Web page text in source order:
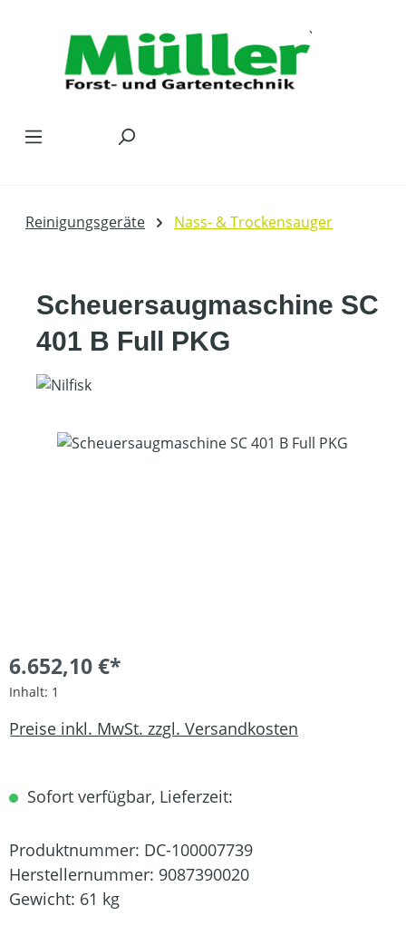
Reinigungsgeräte Nass- & Trockensauger
Scheuersaugmaschine SC
401 B Full PKG
Bildergalerie überspringen
6.652,10 €*
Inhalt: 1
Preise inkl. MwSt. zzgl. Versandkosten
Sofort verfügbar, Lieferzeit:
Produktnummer: DC-100007739
Herstellernummer: 9087390020
Gewicht: 61 kg